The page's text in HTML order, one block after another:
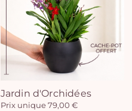
Jardin d'Orchidées
Prix unique 79,00 €